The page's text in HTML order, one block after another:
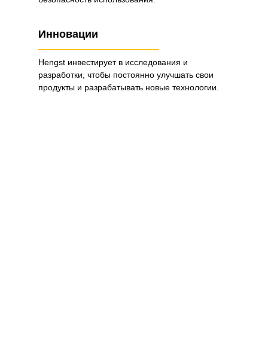
Инновации
Hengst инвестирует в исследования и
разработки, чтобы постоянно улучшать свои
продукты и разрабатывать новые технологии.